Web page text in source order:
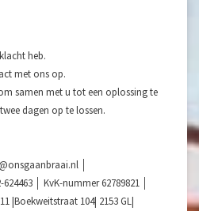
heb.
met ons op.
samen met u tot een oplossing te
dagen op te lossen.
│ KvK-nummer 62789821 │
|Boekweitstraat 104| 2153 GL|